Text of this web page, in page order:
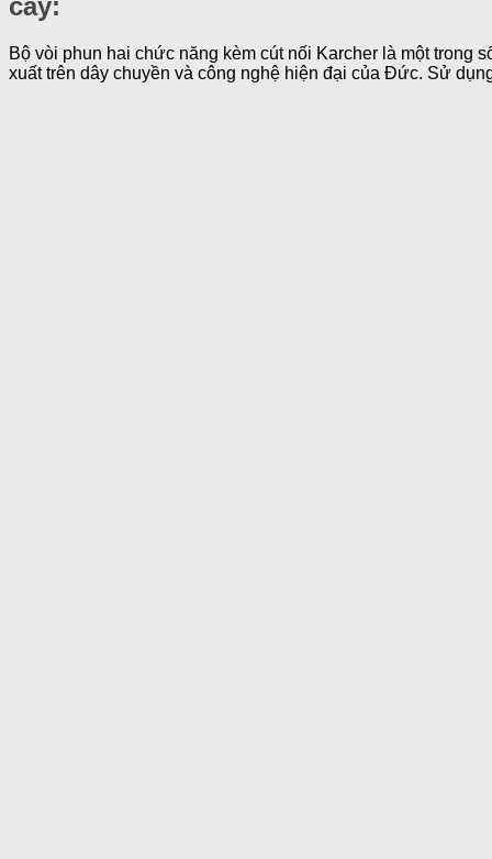
Bộ vòi phun hai chức năng kèm cút nối Karcher là một
xuất trên dây chuyền và công nghệ hiện đại của Đức. Sử